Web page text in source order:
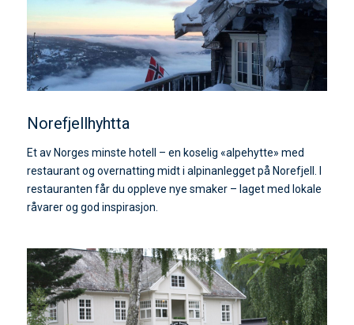
Norefjellhyhtta
Et av Norges minste hotell – en koselig «alpehytte» med
restaurant og overnatting midt i alpinanlegget på Norefjell. I
restauranten får du oppleve nye smaker – laget med lokale
råvarer og god inspirasjon.